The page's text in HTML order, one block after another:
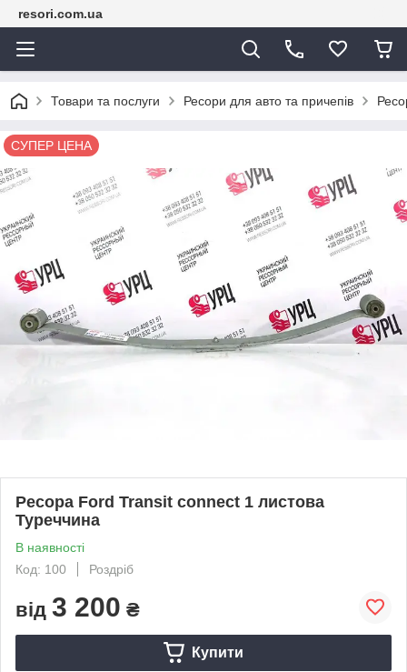
resori.com.ua
Товари та послуги Ресори для авто та причепів
СУПЕР ЦЕНА
Ресора Ford Transit connect 1 листова
Туреччина
В наявності
Код: 100
Роздріб
від 3 200 ₴
Купити